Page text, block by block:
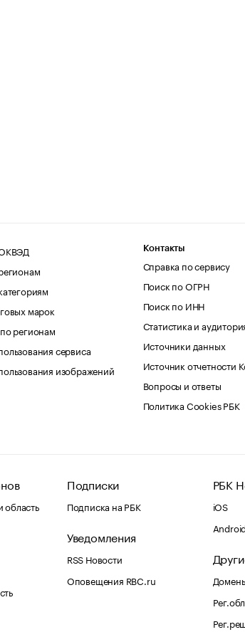
марок
регионам
сервиса
изображений
Контакты
Справка по сервису
Поиск по ОГРН
Поиск по ИНН
Статистика и
Источники данных
Источник отчетности
Вопросы и ответы
Политика Cookies РБК
область
Подписки
Подписка на РБК
Уведомления
RSS Новости
Оповещения RBC.ru
РБК
iOS